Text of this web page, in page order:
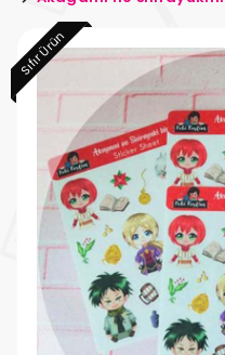
Sıfır Ürün